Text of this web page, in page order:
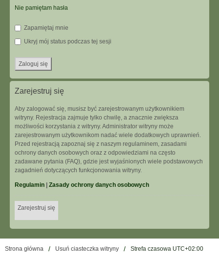
Nie pamiętam hasła
Zapamiętaj mnie
Ukryj mój status podczas tej sesji
Zarejestruj się
Aby zalogować się, musisz być zarejestrowanym użytkownikiem
witryny. Rejestracja zajmuje tylko chwilę, a znacznie zwiększa
możliwości korzystania z witryny. Administrator witryny może
zarejestrowanym użytkownikom nadać wiele dodatkowych uprawnień.
Przed rejestracją zapoznaj się z naszym regulaminem, zasadami
ochrony danych osobowych oraz z odpowiedziami na często
zadawane pytania (FAQ), gdzie jest wyjaśnionych wiele podstawowych
zagadnień dotyczących funkcjonowania witryny.
Regulamin Zasady ochrony danych osobowych
Zarejestruj się
Strona główna Usuń ciasteczka witryny Strefa czasowa UTC+02:00